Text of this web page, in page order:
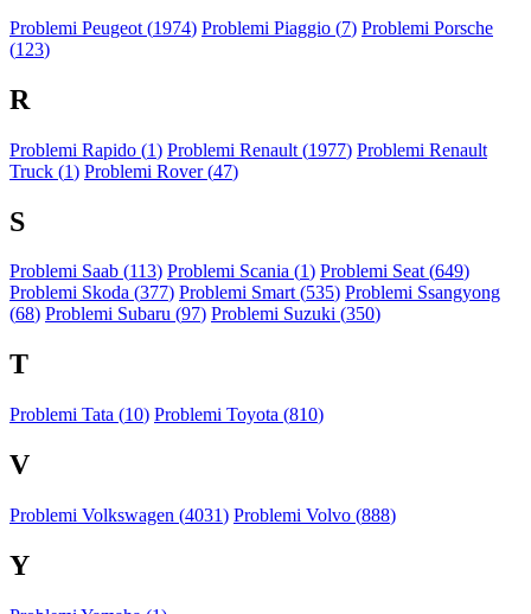
Problemi Peugeot (1974) Problemi Piaggio (7) Problemi Porsche
(123)
R
Problemi Rapido (1) Problemi Renault (1977) Problemi Renault
Truck (1) Problemi Rover (47)
S
Problemi Saab (113) Problemi Scania (1) Problemi Seat (649)
Problemi Skoda (377) Problemi Smart (535) Problemi Ssangyong
(68) Problemi Subaru (97) Problemi Suzuki (350)
T
Problemi Tata (10) Problemi Toyota (810)
V
Problemi Volkswagen (4031) Problemi Volvo (888)
Y